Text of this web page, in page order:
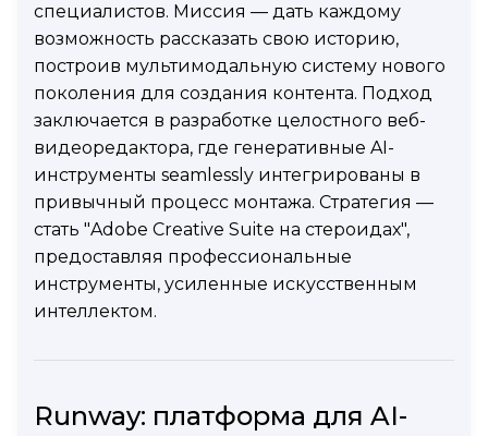
специалистов. Миссия — дать каждому
возможность рассказать свою историю,
построив мультимодальную систему нового
поколения для создания контента. Подход
заключается в разработке целостного веб-
видеоредактора, где генеративные AI-
инструменты seamlessly интегрированы в
привычный процесс монтажа. Стратегия —
стать "Adobe Creative Suite на стероидах",
предоставляя профессиональные
инструменты, усиленные искусственным
интеллектом.
Runway: платформа для AI-